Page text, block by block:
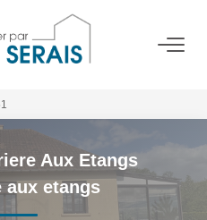
Aux Etangs
aux etangs